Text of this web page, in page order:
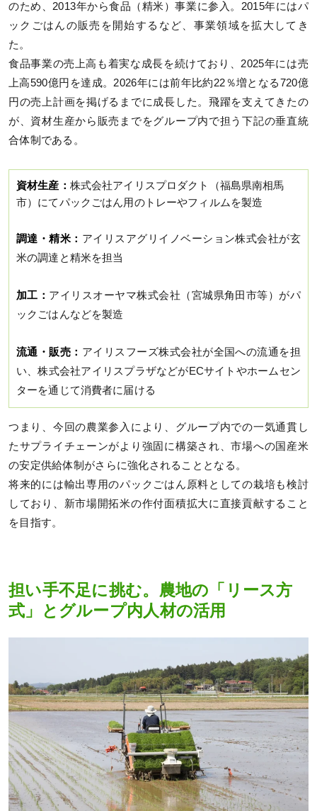
のため、2013年から食品（精米）事業に参入。2015年にはパ
ックごはんの販売を開始するなど、事業領域を拡大してき
た。
食品事業の売上高も着実な成長を続けており、2025年には売
上高590億円を達成。2026年には前年比約22％増となる720億
円の売上計画を掲げるまでに成長した。飛躍を支えてきたの
が、資材生産から販売までをグループ内で担う下記の垂直統
合体制である。
資材生産： 株式会社アイリスプロダクト（福島県南相馬
市）にてパックごはん用のトレーやフィルムを製造
調達・精米： アイリスアグリイノベーション株式会社が玄
米の調達と精米を担当
加工： アイリスオーヤマ株式会社（宮城県角田市等）がパ
ックごはんなどを製造
流通・販売： アイリスフーズ株式会社が全国への流通を担
い、株式会社アイリスプラザなどがECサイトやホームセン
ターを通じて消費者に届ける
つまり、今回の農業参入により、グループ内での一気通貫し
たサプライチェーンがより強固に構築され、市場への国産米
の安定供給体制がさらに強化されることとなる。
将来的には輸出専用のパックごはん原料としての栽培も検討
しており、新市場開拓米の作付面積拡大に直接貢献すること
を目指す。
担い手不足に挑む。農地の「リース方
式」とグループ内人材の活用